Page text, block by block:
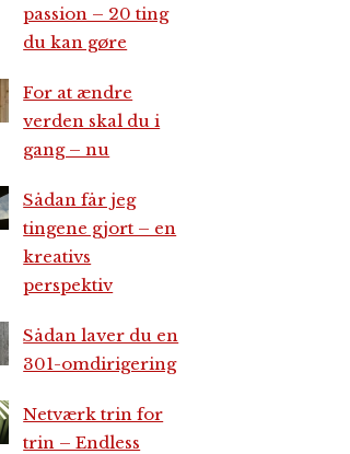
passion – 20 ting
du kan gøre
For at ændre
verden skal du i
gang – nu
Sådan får jeg
tingene gjort – en
kreativs
perspektiv
Sådan laver du en
301-omdirigering
Netværk trin for
trin – Endless